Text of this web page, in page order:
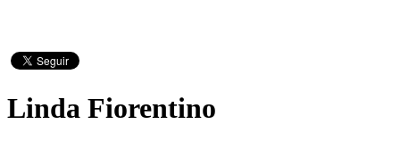
Linda Fiorentino